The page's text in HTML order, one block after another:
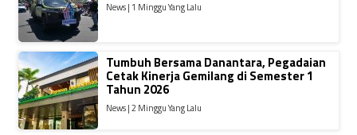
News | 1 Minggu Yang Lalu
Tumbuh Bersama Danantara, Pegadaian
Cetak Kinerja Gemilang di Semester 1
Tahun 2026
News | 2 Minggu Yang Lalu